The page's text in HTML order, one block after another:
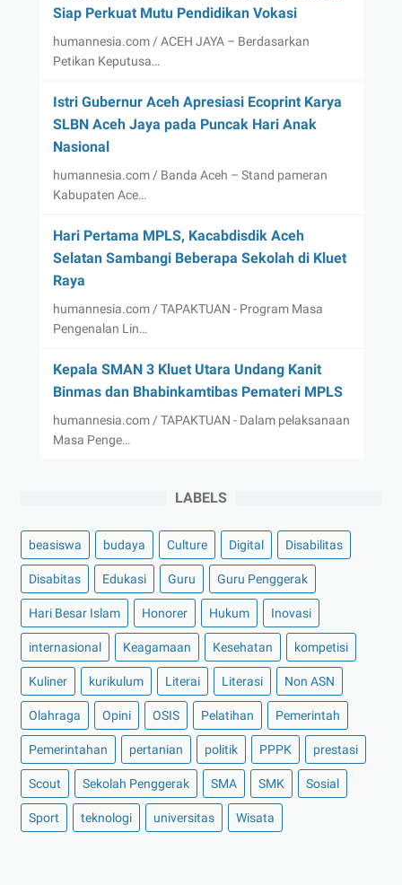
Siap Perkuat Mutu Pendidikan Vokasi
humannesia.com / ACEH JAYA – Berdasarkan
Petikan Keputusa…
Istri Gubernur Aceh Apresiasi Ecoprint Karya
SLBN Aceh Jaya pada Puncak Hari Anak
Nasional
humannesia.com / Banda Aceh – Stand pameran
Kabupaten Ace…
Hari Pertama MPLS, Kacabdisdik Aceh
Selatan Sambangi Beberapa Sekolah di Kluet
Raya
humannesia.com / TAPAKTUAN - Program Masa
Pengenalan Lin…
Kepala SMAN 3 Kluet Utara Undang Kanit
Binmas dan Bhabinkamtibas Pemateri MPLS
humannesia.com / TAPAKTUAN - Dalam pelaksanaan
Masa Penge…
LABELS
beasiswa budaya Culture Digital Disabilitas
Disabitas Edukasi Guru Guru Penggerak
Hari Besar Islam Honorer Hukum Inovasi
internasional Keagamaan Kesehatan kompetisi
Kuliner kurikulum Literai Literasi Non ASN
Olahraga Opini OSIS Pelatihan Pemerintah
Pemerintahan pertanian politik PPPK prestasi
Scout Sekolah Penggerak SMA SMK Sosial
Sport teknologi universitas Wisata